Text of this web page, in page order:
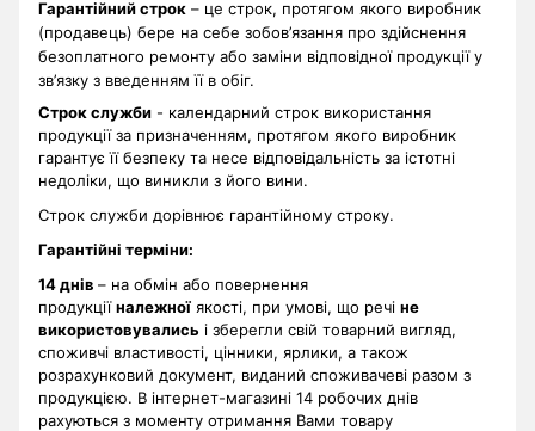
Гарантійний строк – це строк, протягом якого виробник
(продавець) бере на себе зобов’язання про здійснення
безоплатного ремонту або заміни відповідної продукції у
зв’язку з введенням її в обіг.
Строк служби - календарний строк використання
продукції за призначенням, протягом якого виробник
гарантує її безпеку та несе відповідальність за істотні
недоліки, що виникли з його вини.
Строк служби дорівнює гарантійному строку.
Гарантійні терміни:
14 днів – на обмін або повернення
продукціїналежної якості, при умові, що речі не
використовувались і зберегли свій товарний вигляд,
споживчі властивості, цінники, ярлики, а також
розрахунковий документ, виданий споживачеві разом з
продукцією. В інтернет-магазині 14 робочих днів
рахуються з моменту отримання Вами товару